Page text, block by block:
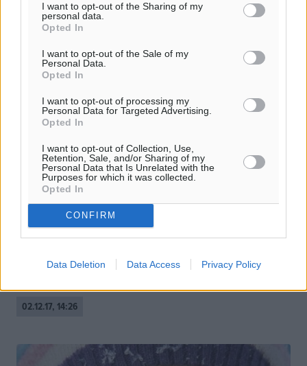
I want to opt-out of the Sharing of my
personal data.
Opted In
I want to opt-out of the Sale of my
Personal Data.
Opted In
I want to opt-out of processing my
Personal Data for Targeted Advertising.
Opted In
I want to opt-out of Collection, Use,
Retention, Sale, and/or Sharing of my
Personal Data that Is Unrelated with the
Purposes for which it was collected.
Opted In
CONFIRM
Data Deletion Data Access Privacy Policy
Το μεταναστευτκό διώχνει την
κρουαζιέρα από την Ελλάδα
Του Μηνά Τσαμόπουλου Σε μία περίοδο κατά την οποία η
διαχείριση ζημιών ενόψει του 2018, το κρίσιμο θέμα του
μεταναστευτικού, ...
02.12.17, 14:26